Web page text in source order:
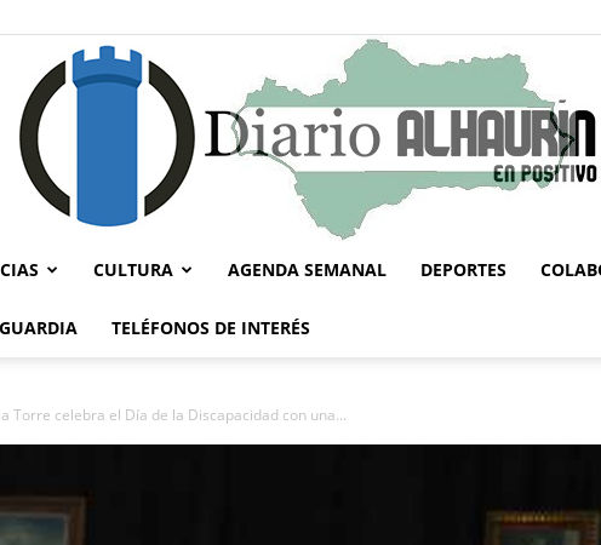
CULTURA AGENDA SEMANAL DEPORTES
TELÉFONOS DE INTERÉS
Torre celebra el Día de la Discapacidad con una...